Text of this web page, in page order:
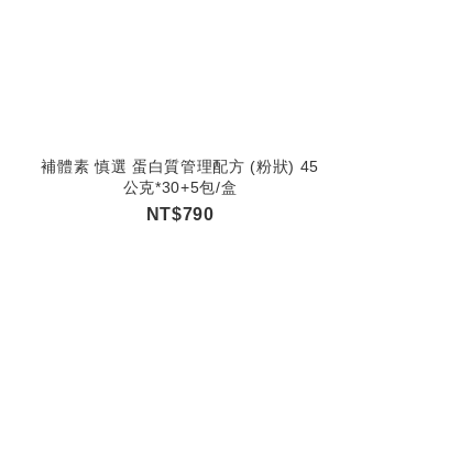
補體素 慎選 蛋白質管理配方 (粉狀) 45
公克*30+5包/盒
NT$790